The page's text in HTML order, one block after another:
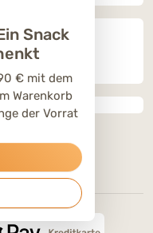
Snack
€ mit dem
Warenkorb
der Vorrat